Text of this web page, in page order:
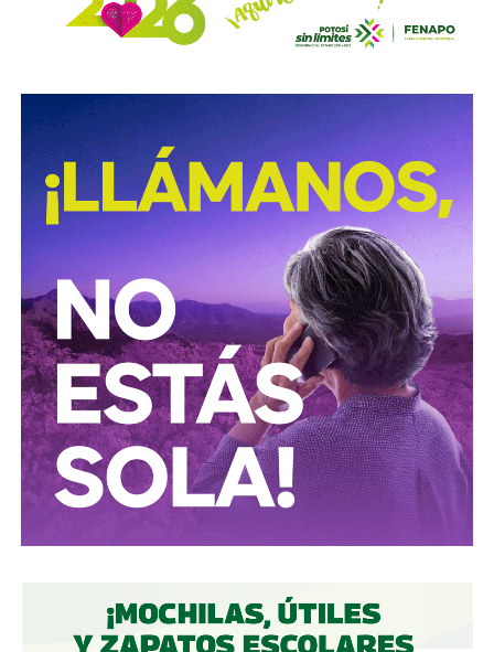
Con esta reforma, el Congreso del Estado fortalece las
acciones de prevención y seguridad vial, promoviendo una
motocicletas y motonetas en San Luis Potosí.
También lee:Deudores alimentarios podrían enfrentar
cárcel por ocultar bienes en SLP